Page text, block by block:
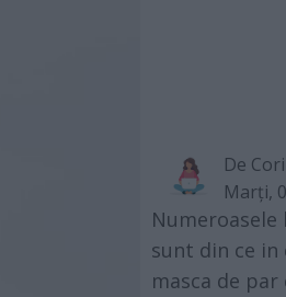
De
Marţi,
Numeroasele
sunt din ce in
masca de